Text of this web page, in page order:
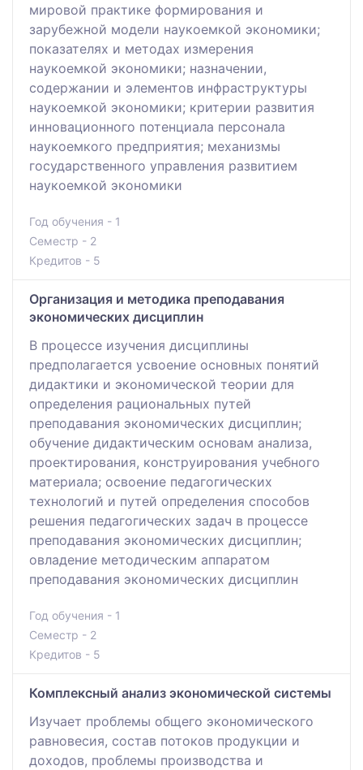
мировой практике формирования и
зарубежной модели наукоемкой экономики;
показателях и методах измерения
наукоемкой экономики; назначении,
содержании и элементов инфраструктуры
наукоемкой экономики; критерии развития
инновационного потенциала персонала
наукоемкого предприятия; механизмы
государственного управления развитием
наукоемкой экономики
Год обучения - 1
Семестр - 2
Кредитов - 5
Организация и методика преподавания
экономических дисциплин
В процессе изучения дисциплины
предполагается усвоение основных понятий
дидактики и экономической теории для
определения рациональных путей
преподавания экономических дисциплин;
обучение дидактическим основам анализа,
проектирования, конструирования учебного
материала; освоение педагогических
технологий и путей определения способов
решения педагогических задач в процессе
преподавания экономических дисциплин;
овладение методическим аппаратом
преподавания экономических дисциплин
Год обучения - 1
Семестр - 2
Кредитов - 5
Комплексный анализ экономической системы
Изучает проблемы общего экономического
равновесия, состав потоков продукции и
доходов, проблемы производства и